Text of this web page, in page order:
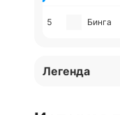
5 Бинга
Легенда